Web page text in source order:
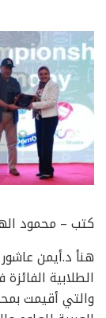
كتب – محمود
هنأ د.أيمن
الطلابية
والتي أقيمت